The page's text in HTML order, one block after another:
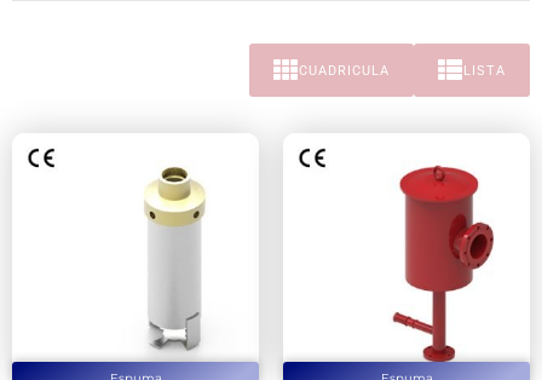
CUADRICULA LISTA